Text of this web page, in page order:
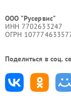
ООО "Русервис"
ИНН 7702633247
ОГРН
Поделиться в соц.